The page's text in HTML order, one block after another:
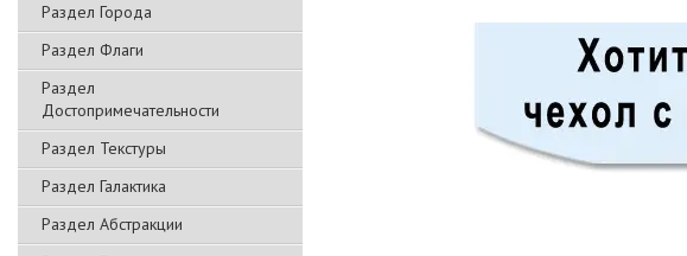
Раздел Города
Раздел Флаги
Раздел
Достопримечательности
Раздел Текстуры
Раздел Галактика
Раздел Абстракции